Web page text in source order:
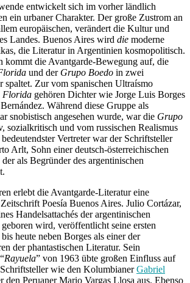
entwickelt sich im vorher ländlich
ein urbaner Charakter. Der große Zustrom an
europäischen, verändert die Kultur und
Landes. Buenos Aires wird die moderne
die Literatur in Argentinien kosmopolitisch.
kommt die Avantgarde-Bewegung auf, die
und der Grupo Boedo in zwei
spaltet. Zur vom spanischen Ultraísmo
Florida gehören Dichter wie Jorge Luis Borges
Während diese Gruppe als
snobistisch angesehen wurde, war die Grupo
sozialkritisch und vom russischen Realismus
Vertreter war der Schriftsteller
Arlt, Sohn einer deutsch-österreichischen
als Begründer des argentinischen
erlebt die Avantgarde-Literatur eine
Poesía Buenos Aires. Julio Cortázar,
Handelsattachés der argentinischen
wird, veröffentlicht seine ersten
heute neben Borges als einer der
der phantastischen Literatur. Sein
Rayuela” von 1963 übte großen Einfluss auf
wie den KolumbianerGabriel
den Peruaner Mario Vargas Llosa aus. Ebenso